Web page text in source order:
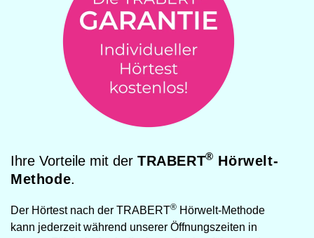
Ihre Vorteile mit der TRABERT® Hörwelt-
Methode.
Der Hörtest nach der TRABERT® Hörwelt-Methode
kann jederzeit während unserer Öffnungszeiten in